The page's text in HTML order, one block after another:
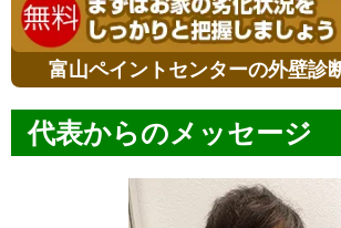
富山ペイントセンターの外壁診
代表からのメッセージ